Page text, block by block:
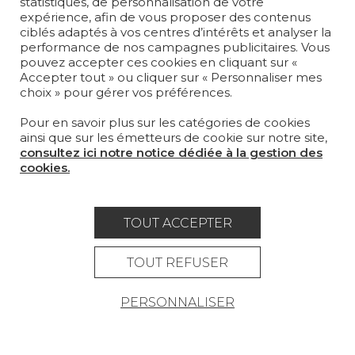
MAGAZINE
LA MAISON
OÙ NOUS TROUVER ?
Mentions légales
données
Condtions générales de vente
expérience, afin de vous proposer des contenus
ciblés adaptés à vos centres d’intérêts et analyser la
performance de nos campagnes publicitaires. Vous
pouvez accepter ces cookies en cliquant sur «
Accepter tout » ou cliquer sur « Personnaliser mes
choix » pour gérer vos préférences.
Pour en savoir plus sur les catégories de cookies
ainsi que sur les émetteurs de cookie sur notre site,
consultez ici notre notice dédiée à la gestion des
cookies.
TOUT ACCEPTER
TOUT REFUSER
PERSONNALISER